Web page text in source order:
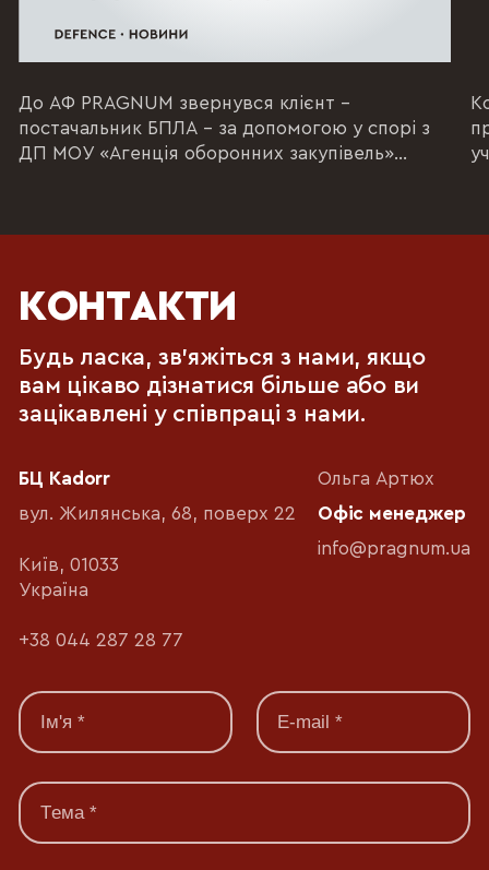
До АФ PRAGNUM звернувся клієнт –
постачальник БПЛА – за допомогою у спорі з
ДП МОУ «Агенція оборонних закупівель»
КОНТАКТИ
Будь ласка, зв'яжіться з нами, якщо
вам цікаво дізнатися більше або ви
зацікавлені у співпраці з нами.
БЦ Kadorr
вул. Жилянська, 68, поверх 22
Київ, 01033
Україна
+38 044 287 28 77
Ольга Артюх
Офіс менеджер
info@pragnum.ua